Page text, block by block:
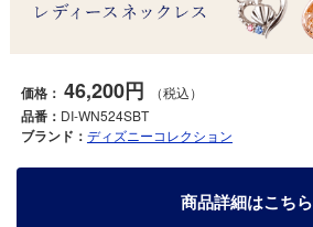
価格： 46,200円 （税込）
品番： DI-WN524SBT
ブランド： ディズニーコレクション
商品詳細はこちら